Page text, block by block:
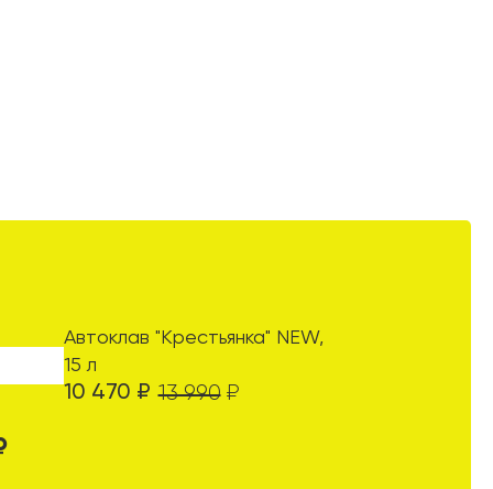
Автоклав "Крестьянка" NEW,
15 л
10 470 ₽ 13 990₽